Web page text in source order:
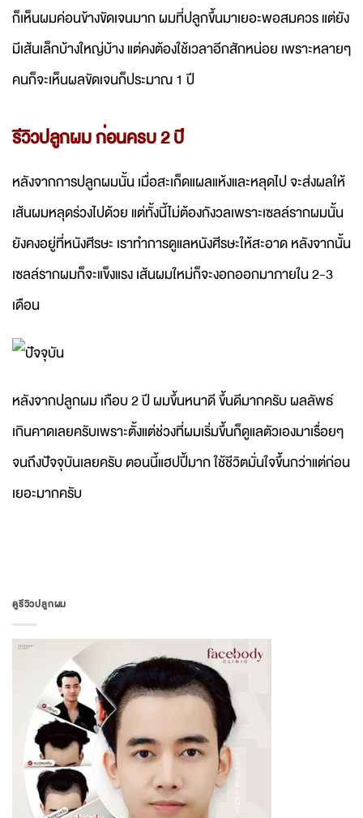
ก็เห็นผมค่อนข้างขัดเจนมาก ผมที่ปลูกขึ้นมาเยอะพอสมควร แต่ยัง
มีเส้นเล็กบ้างใหญ่บ้าง แต่คงต้องใช้เวลาอีกสักหน่อย เพราะหลายๆ
คนก็จะเห็นผลขัดเจนก็ประมาณ 1 ปี
รีวิวปลูกผม ก่อนครบ 2 ปี
หลังจากการปลูกผมนั้น เมื่อสะเก็ดแผลแห้งและหลุดไป จะส่งผลให้
เส้นผมหลุดร่วงไปด้วย แต่ทั้งนี้ไม่ต้องกังวลเพราะเซลล์รากผมนั้น
ยังคงอยู่ที่หนังศีรษะ เราทำการดูแลหนังศีรษะให้สะอาด หลังจากนั้น
เซลล์รากผมก็จะแข็งแรง เส้นผมใหม่ก็จะงอกออกมาภายใน 2-3
เดือน
หลังจากปลูกผม เกือบ 2 ปี ผมขึ้นหนาดี ขึ้นดีมากครับ ผลลัพธ์
เกินคาดเลยครับเพราะตั้งแต่ช่วงที่ผมเริ่มขึ้นก็ดูแลตัวเองมาเรื่อยๆ
จนถึงปัจจุบันเลยครับ ตอนนี้แฮปปี้มาก ใช้ชีวิตมั่นใจขึ้นกว่าแต่ก่อน
เยอะมากครับ
ดูรีวิวปลูกผม